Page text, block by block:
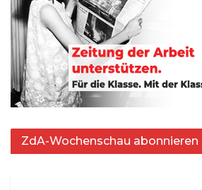
ZdA-Wochenschau abonnieren